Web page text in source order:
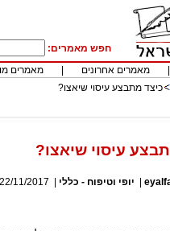
חפש מאמרים:
מאמרים אחרונים מאמרים
כיצד מתבצע עיסוי שיאצו?
עיסוי שיאצו?
יופי וטיפוח - כללי 22/11/2017